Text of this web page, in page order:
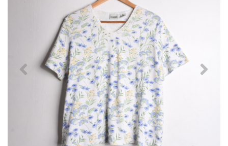
Previous Next